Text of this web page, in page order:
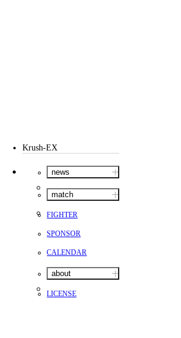
Krush-EX
news
match
FIGHTER
SPONSOR
CALENDAR
about
LICENSE